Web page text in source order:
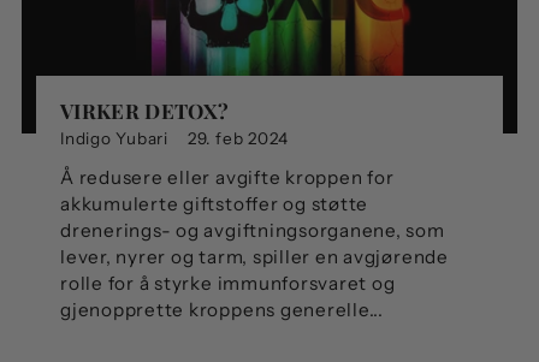
VIRKER DETOX?
Indigo Yubari 29. feb 2024
Å redusere eller avgifte kroppen for
akkumulerte giftstoffer og støtte
drenerings- og avgiftningsorganene, som
lever, nyrer og tarm, spiller en avgjørende
rolle for å styrke immunforsvaret og
gjenopprette kroppens generelle...